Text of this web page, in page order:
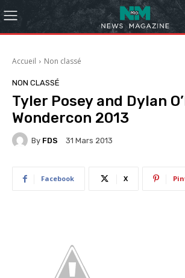
Accueil Non classé
NON CLASSÉ
Tyler Posey and Dylan
Wondercon 2013
By FDS 31 Mars 2013
Facebook X